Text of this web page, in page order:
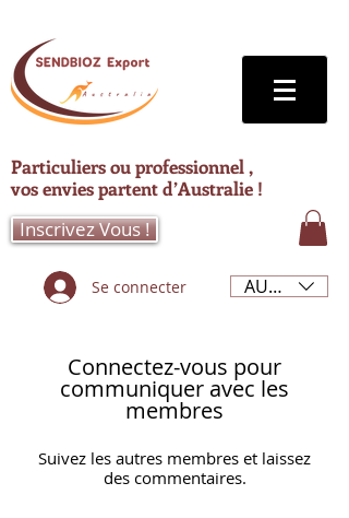
Particuliers ou professionnel ,
vos envies partent d’Australie !
Inscrivez Vous !
Se connecter AUD (AU$)
Connectez-vous pour
communiquer avec les
membres
Suivez les autres membres et laissez
des commentaires.